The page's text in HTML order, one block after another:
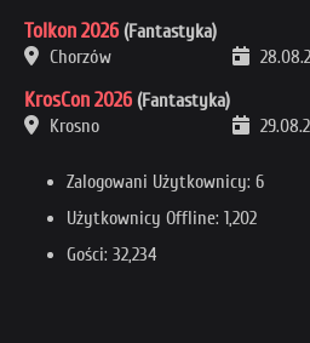
Tolkon 2026 (Fantastyka)
Chorzów
KrosCon 2026 (Fantastyka)
Krosno
Zalogowani Użytkownicy: 6
Użytkownicy Offline: 1,202
Gości: 32,234